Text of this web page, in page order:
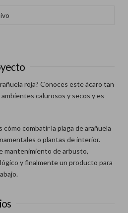
roja? Conoces este ácaro tan
calurosos y secos y es
combatir la plaga de arañuela
o plantas de interior.
mantenimiento de arbusto,
y finalmente un producto para